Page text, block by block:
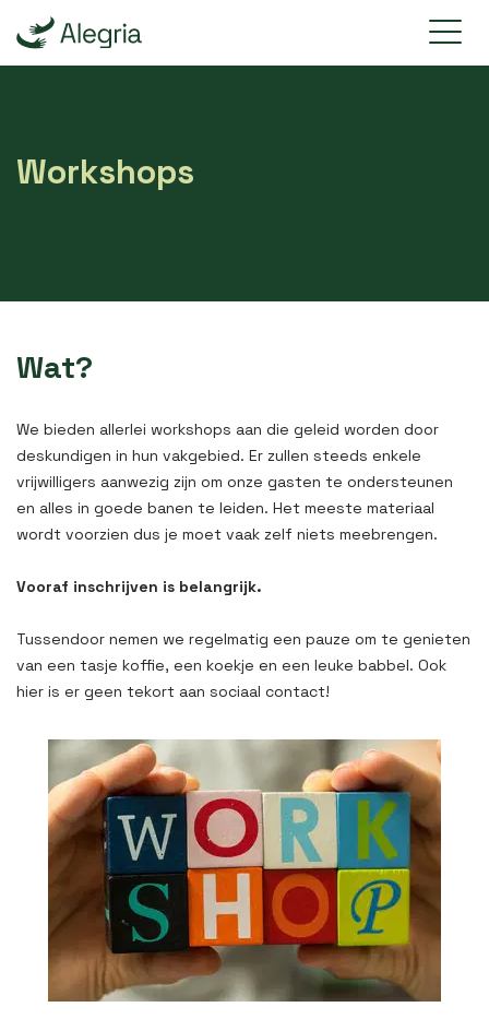
Workshops
Wat?
We bieden allerlei workshops aan die geleid worden door
deskundigen in hun vakgebied. Er zullen steeds enkele
vrijwilligers aanwezig zijn om onze gasten te ondersteunen
en alles in goede banen te leiden. Het meeste materiaal
wordt voorzien dus je moet vaak zelf niets meebrengen.
Vooraf inschrijven is belangrijk.
Tussendoor nemen we regelmatig een pauze om te genieten
van een tasje koffie, een koekje en een leuke babbel. Ook
hier is er geen tekort aan sociaal contact!